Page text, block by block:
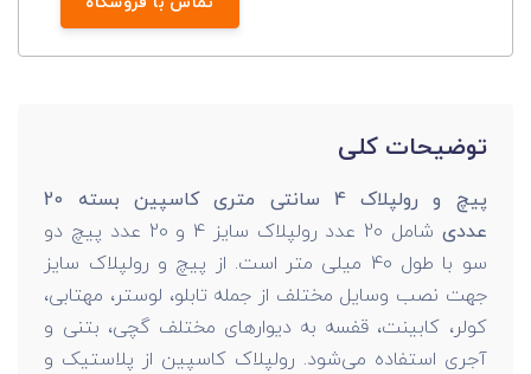
توضیحات کلی
پیچ و رولپلاک 4 سانتی متری کاسپین بسته 20
عددی
شامل 20 عدد رولپلاک سایز 4 و 20 عدد پیچ دو
سو با طول 40 میلی متر است. از پیچ و رولپلاک سایز
جهت نصب وسایل مختلف از جمله تابلو، لوستر، مهتابی،
کولر، کابینت، قفسه به دیوارهای مختلف گچی، بتنی و
آجری استفاده می‌شود. رولپلاک کاسپین از پلاستیک و